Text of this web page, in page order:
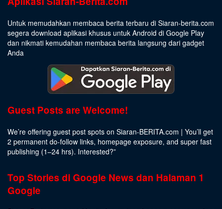
Untuk memudahkan membaca berita terbaru di Siaran-berita.com
segera download aplikasi khusus untuk Android di Google Play
dan nikmati kemudahan membaca berita langsung dari gadget
Anda
Guest Posts are Welcome!
We’re offering guest post spots on Siaran-BERITA.com | You’ll get
2 permanent do-follow links, homepage exposure, and super fast
publishing (1–24 hrs). Interested?”
Top Stories di Google News dan Halaman 1
Google